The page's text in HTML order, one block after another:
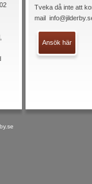
Tveka då inte att
mail
Ansök här